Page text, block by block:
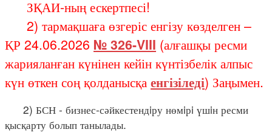
ЗҚАИ-ның ескертпесі!
2) тармақшаға өзгеріс енгізу көзделген –
ҚР 24.06.2026 № 326-VIII (алғашқы ресми
жарияланған күнінен кейін күнтізбелік алпыс
күн өткен соң қолданысқа енгізіледі) Заңымен.
2) БСН - бизнес-сәйкестендiру нөмiрi үшiн ресми
қысқарту болып танылады.